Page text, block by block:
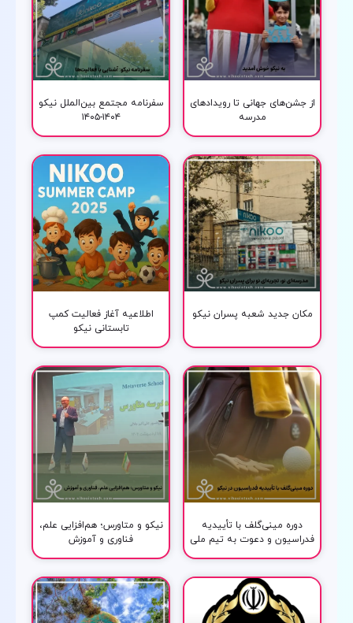
از جشن‌های جهانی تا رویدادهای
مدرسه
سفرنامه مجتمع بین‌الملل نیکو
۱۴۰۴-۱۴۰۵
مکان جدید شعبه پسران نیکو
اطلاعیه آغاز فعالیت کمپ
تابستانی نیکو
دوره مینی‌گلف با تأییدیه
فدراسیون و دعوت به تیم ملی
نیکو و متاورس؛ هم‌افزایی علم،
فناوری و آموزش